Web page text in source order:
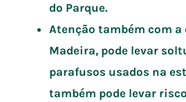
do Parque.
Atenção também com
Madeira, pode levar
parafusos usados na
também pode levar